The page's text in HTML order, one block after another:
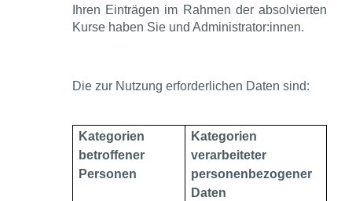
Ihren Einträgen im Rahmen der absolvierten
Kurse haben Sie und Administrator:innen.
Die zur Nutzung erforderlichen Daten sind:
Kategorien
betroffener
Personen
Kategorien
verarbeiteter
personenbezogener
Daten